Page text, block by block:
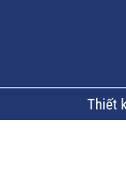
Thiết